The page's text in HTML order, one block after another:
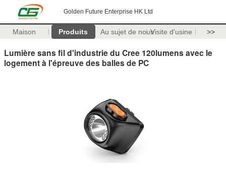
Golden Future Enterprise HK Ltd
Maison Produits Au sujet de nousVisite d'usine >>
Lumière sans fil d'industrie du Cree 120lumens avec le
logement à l'épreuve des balles de PC